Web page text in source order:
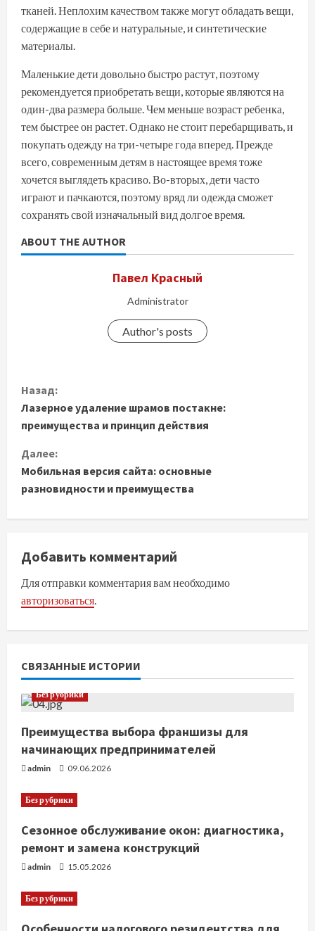
тканей. Неплохим качеством также могут обладать вещи,
содержащие в себе и натуральные, и синтетические
материалы.
Маленькие дети довольно быстро растут, поэтому
рекомендуется приобретать вещи, которые являются на
один-два размера больше. Чем меньше возраст ребенка,
тем быстрее он растет. Однако не стоит перебарщивать, и
покупать одежду на три-четыре года вперед. Прежде
всего, современным детям в настоящее время тоже
хочется выглядеть красиво. Во-вторых, дети часто
играют и пачкаются, поэтому вряд ли одежда сможет
сохранять свой изначальный вид долгое время.
ABOUT THE AUTHOR
Павел Красный
Administrator
Author's posts
П
р
о
д
о
ж
и
ч
т
е
н
и
е
Назад:
Лазерное удаление шрамов постакне:
преимущества и принцип действия
Далее:
Мобильная версия сайта: основные
разновидности и преимущества
Добавить комментарий
Для отправки комментария вам необходимо
авторизоваться.
СВЯЗАННЫЕ ИСТОРИИ
Без рубрики
Преимущества выбора франшизы для
начинающих предпринимателей
admin 09.06.2026
Без рубрики
Сезонное обслуживание окон: диагностика,
ремонт и замена конструкций
admin 15.05.2026
Без рубрики